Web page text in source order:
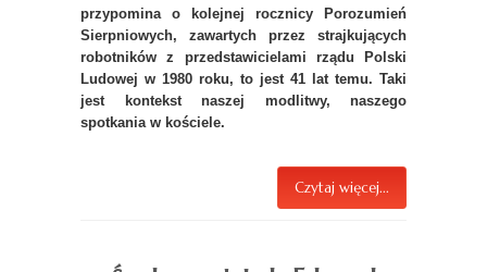
przypomina o kolejnej rocznicy Porozumień
Sierpniowych, zawartych przez strajkujących
robotników z przedstawicielami rządu Polski
Ludowej w 1980 roku, to jest 41 lat temu. Taki
jest kontekst naszej modlitwy, naszego
spotkania w kościele.
Czytaj więcej...